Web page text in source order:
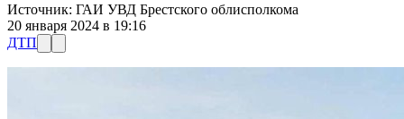
Источник: ГАИ УВД Брестского облисполкома
20 января 2024 в 19:16
ДТП